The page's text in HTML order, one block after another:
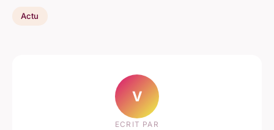
Actu
V
ECRIT PAR